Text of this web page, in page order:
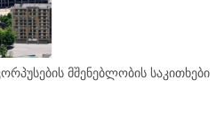
მშენებლობის საკითხები